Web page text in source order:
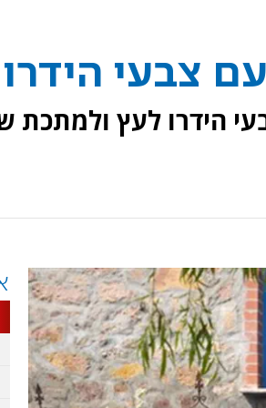
הידרו לעץ ולמתכת